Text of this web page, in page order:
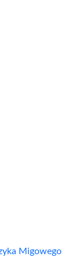
Migowego